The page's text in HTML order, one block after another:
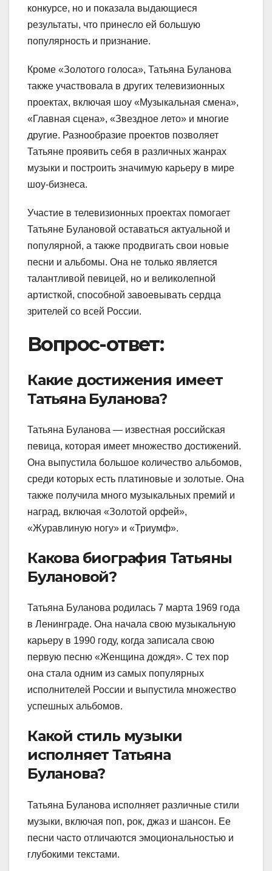
конкурсе, но и показала выдающиеся
результаты, что принесло ей большую
популярность и признание.
Кроме «Золотого голоса», Татьяна Буланова
также участвовала в других телевизионных
проектах, включая шоу «Музыкальная смена»,
«Главная сцена», «Звездное лето» и многие
другие. Разнообразие проектов позволяет
Татьяне проявить себя в различных жанрах
музыки и построить значимую карьеру в мире
шоу-бизнеса.
Участие в телевизионных проектах помогает
Татьяне Булановой оставаться актуальной и
популярной, а также продвигать свои новые
песни и альбомы. Она не только является
талантливой певицей, но и великолепной
артисткой, способной завоевывать сердца
зрителей со всей России.
Вопрос-ответ:
Какие достижения имеет
Татьяна Буланова?
Татьяна Буланова — известная российская
певица, которая имеет множество достижений.
Она выпустила большое количество альбомов,
среди которых есть платиновые и золотые. Она
также получила много музыкальных премий и
наград, включая «Золотой орфей»,
«Журавлиную ногу» и «Триумф».
Какова биография Татьяны
Булановой?
Татьяна Буланова родилась 7 марта 1969 года
в Ленинграде. Она начала свою музыкальную
карьеру в 1990 году, когда записала свою
первую песню «Женщина дождя». С тех пор
она стала одним из самых популярных
исполнителей России и выпустила множество
успешных альбомов.
Какой стиль музыки
исполняет Татьяна
Буланова?
Татьяна Буланова исполняет различные стили
музыки, включая поп, рок, джаз и шансон. Ее
песни часто отличаются эмоциональностью и
глубокими текстами.